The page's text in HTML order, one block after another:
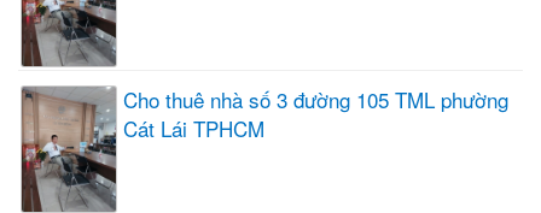
Cho thuê nhà số 3 đường 105 TML phường
Cát Lái TPHCM